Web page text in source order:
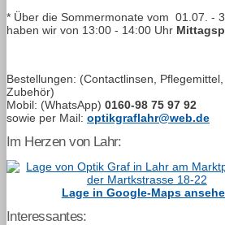
* Über die Sommermonate vom 01.07. -
haben wir von 13:00 - 14:00 Uhr
Bestellungen: (Contactlinsen,
Zubehör)
Mobil: (WhatsApp) 0160-98 75 97 92
sowie per Mail: optikgraflahr@web.de
Im Herzen von Lahr:
Lage in Google-Maps
Interessantes: